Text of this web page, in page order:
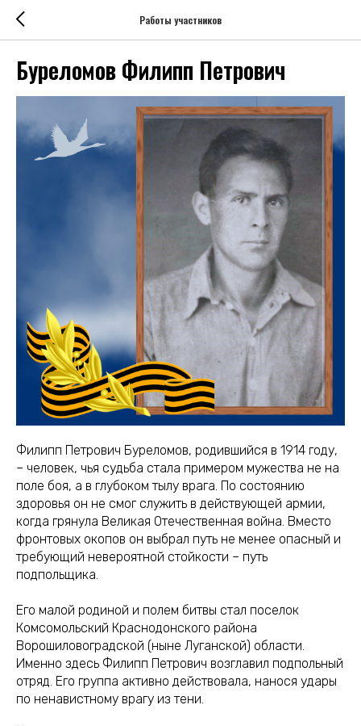
Работы участников
Буреломов Филипп Петрович
Филипп Петрович Буреломов, родившийся в 1914 году,
– человек, чья судьба стала примером мужества не на
поле боя, а в глубоком тылу врага. По состоянию
здоровья он не смог служить в действующей армии,
когда грянула Великая Отечественная война. Вместо
фронтовых окопов он выбрал путь не менее опасный и
требующий невероятной стойкости – путь
подпольщика.
Его малой родиной и полем битвы стал поселок
Комсомольский Краснодонского района
Ворошиловоградской (ныне Луганской) области.
Именно здесь Филипп Петрович возглавил подпольный
отряд. Его группа активно действовала, нанося удары
по ненавистному врагу из тени.